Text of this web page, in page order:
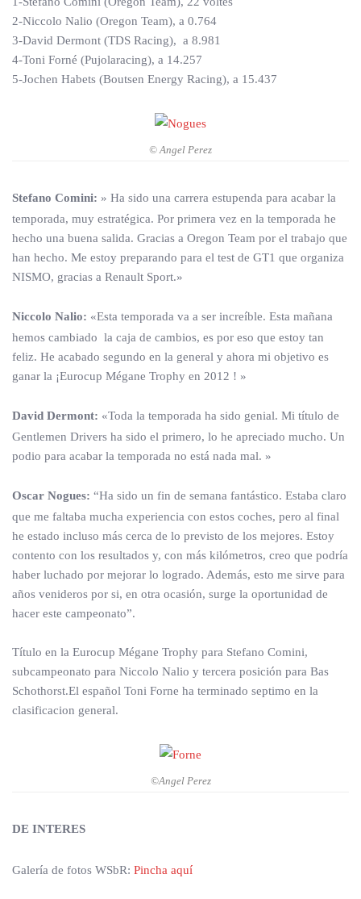
2-Niccolo Nalio (Oregon Team), a 0.764
3-David Dermont (TDS Racing), a 8.981
4-Toni Forné (Pujolaracing), a 14.257
5-Jochen Habets (Boutsen Energy Racing), a 15.437
© Angel Perez
Stefano Comini: » Ha sido una carrera estupenda para acabar la
temporada, muy estratégica. Por primera vez en la temporada he
hecho una buena salida. Gracias a Oregon Team por el trabajo que
han hecho. Me estoy preparando para el test de GT1 que organiza
NISMO, gracias a Renault Sport.»
Niccolo Nalio: «Esta temporada va a ser increíble. Esta mañana
hemos cambiado la caja de cambios, es por eso que estoy tan
feliz. He acabado segundo en la general y ahora mi objetivo es
ganar la ¡Eurocup Mégane Trophy en 2012 ! »
David Dermont: «Toda la temporada ha sido genial. Mi título de
Gentlemen Drivers ha sido el primero, lo he apreciado mucho. Un
podio para acabar la temporada no está nada mal. »
Oscar Nogues: “Ha sido un fin de semana fantástico. Estaba claro
que me faltaba mucha experiencia con estos coches, pero al final
he estado incluso más cerca de lo previsto de los mejores. Estoy
contento con los resultados y, con más kilómetros, creo que podría
haber luchado por mejorar lo logrado. Además, esto me sirve para
años venideros por si, en otra ocasión, surge la oportunidad de
hacer este campeonato”.
Título en la Eurocup Mégane Trophy para Stefano Comini,
subcampeonato para Niccolo Nalio y tercera posición para Bas
Schothorst.El español Toni Forne ha terminado septimo en la
clasificacion general.
©Angel Perez
DE INTERES
Galería de fotos WSbR: Pincha aquí